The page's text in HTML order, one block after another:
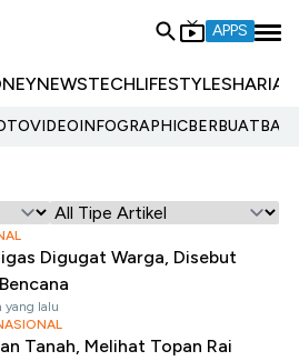
APPS
NEWSTECHLIFESTYLESHARIA
VIDEOINFOGRAPHIC
Digugat Warga, Disebut
yang lalu
Tanah, Melihat Topan Rai